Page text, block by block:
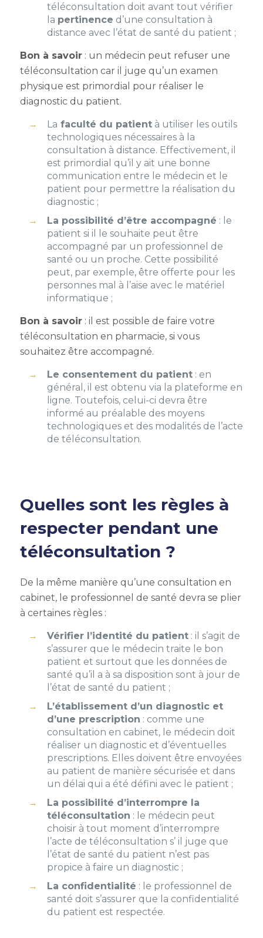
téléconsultation doit avant tout vérifier
la pertinence d’une consultation à
distance avec l’état de santé du patient ;
Bon à savoir: un médecin peut refuser une
téléconsultation car il juge qu’un examen
physique est primordial pour réaliser le
diagnostic du patient.
La faculté du patientà utiliser les outils
technologiques nécessaires à la
consultation à distance. Effectivement, il
est primordial qu’il y ait une bonne
communication entre le médecin et le
patient pour permettre la réalisation du
diagnostic ;
La possibilité d’être accompagné : le
patient si il le souhaite peut être
accompagné par un professionnel de
santé ou un proche. Cette possibilité
peut, par exemple, être offerte pour les
personnes mal à l’aise avec le matériel
informatique ;
Bon à savoir: il est possible de faire votre
téléconsultation en pharmacie, si vous
souhaitez être accompagné.
Le consentement du patient: en
général, il est obtenu via la plateforme en
ligne. Toutefois, celui-ci devra être
informé au préalable des moyens
technologiques et des modalités de l’acte
de téléconsultation.
Quelles sont les règles à
respecter pendant une
téléconsultation ?
De la même manière qu’une consultation en
cabinet, le professionnel de santé devra se plier
à certaines règles :
Vérifier l’identité du patient: il s’agit de
s’assurer que le médecin traite le bon
patient et surtout que les données de
santé qu’il a à sa disposition sont à jour de
l’état de santé du patient ;
L’établissement d’un diagnostic et
d’une prescription : comme une
consultation en cabinet, le médecin doit
réaliser un diagnostic et d’éventuelles
prescriptions. Elles doivent être envoyées
au patient de manière sécurisée et dans
un délai qui a été défini avec le patient ;
La possibilité d’interrompre la
téléconsultation : le médecin peut
choisir à tout moment d’interrompre
l’acte de téléconsultation s’ il juge que
l’état de santé du patient n’est pas
propice à faire un diagnostic ;
La confidentialité : le professionnel de
santé doit s’assurer que la confidentialité
du patient est respectée.